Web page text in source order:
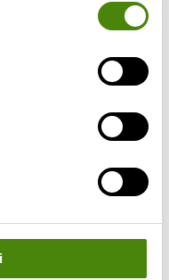
normaalien
pe klo 8-15.30.